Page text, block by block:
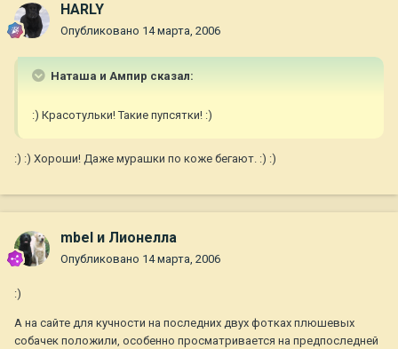
HARLY
Опубликовано 14 марта, 2006
Наташа и Ампир сказал:
:) Красотульки! Такие пупсятки! :)
:) :) Хороши! Даже мурашки по коже бегают. :) :)
mbel и Лионелла
Опубликовано 14 марта, 2006
:)
А на сайте для кучности на последних двух фотках плюшевых
собачек положили, особенно просматривается на предпоследней